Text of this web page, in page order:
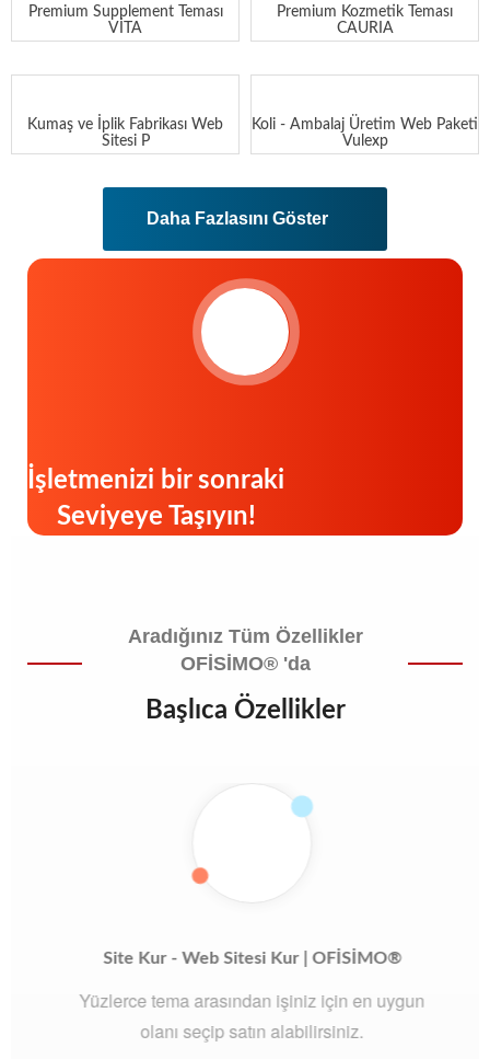
İç Mimarlık Mobilya Firması Web
Pake
Premium Mobilya Mağaza Teması
LIVING
Premium Supplement Teması
Premium Kozmetik Teması
Daha Fazlasını Göster
Seviyeye Taşıyın!